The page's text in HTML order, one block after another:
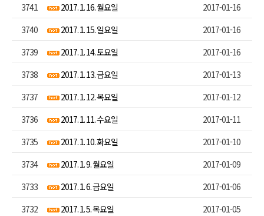
3741
2017. 1. 16. 월요일
2017-01-16
3740
2017. 1. 15. 일요일
2017-01-16
3739
2017. 1. 14. 토요일
2017-01-16
3738
2017. 1. 13. 금요일
2017-01-13
3737
2017. 1. 12. 목요일
2017-01-12
3736
2017. 1. 11. 수요일
2017-01-11
3735
2017. 1. 10. 화요일
2017-01-10
3734
2017. 1. 9. 월요일
2017-01-09
3733
2017. 1. 6. 금요일
2017-01-06
3732
2017. 1. 5. 목요일 2017-01-05